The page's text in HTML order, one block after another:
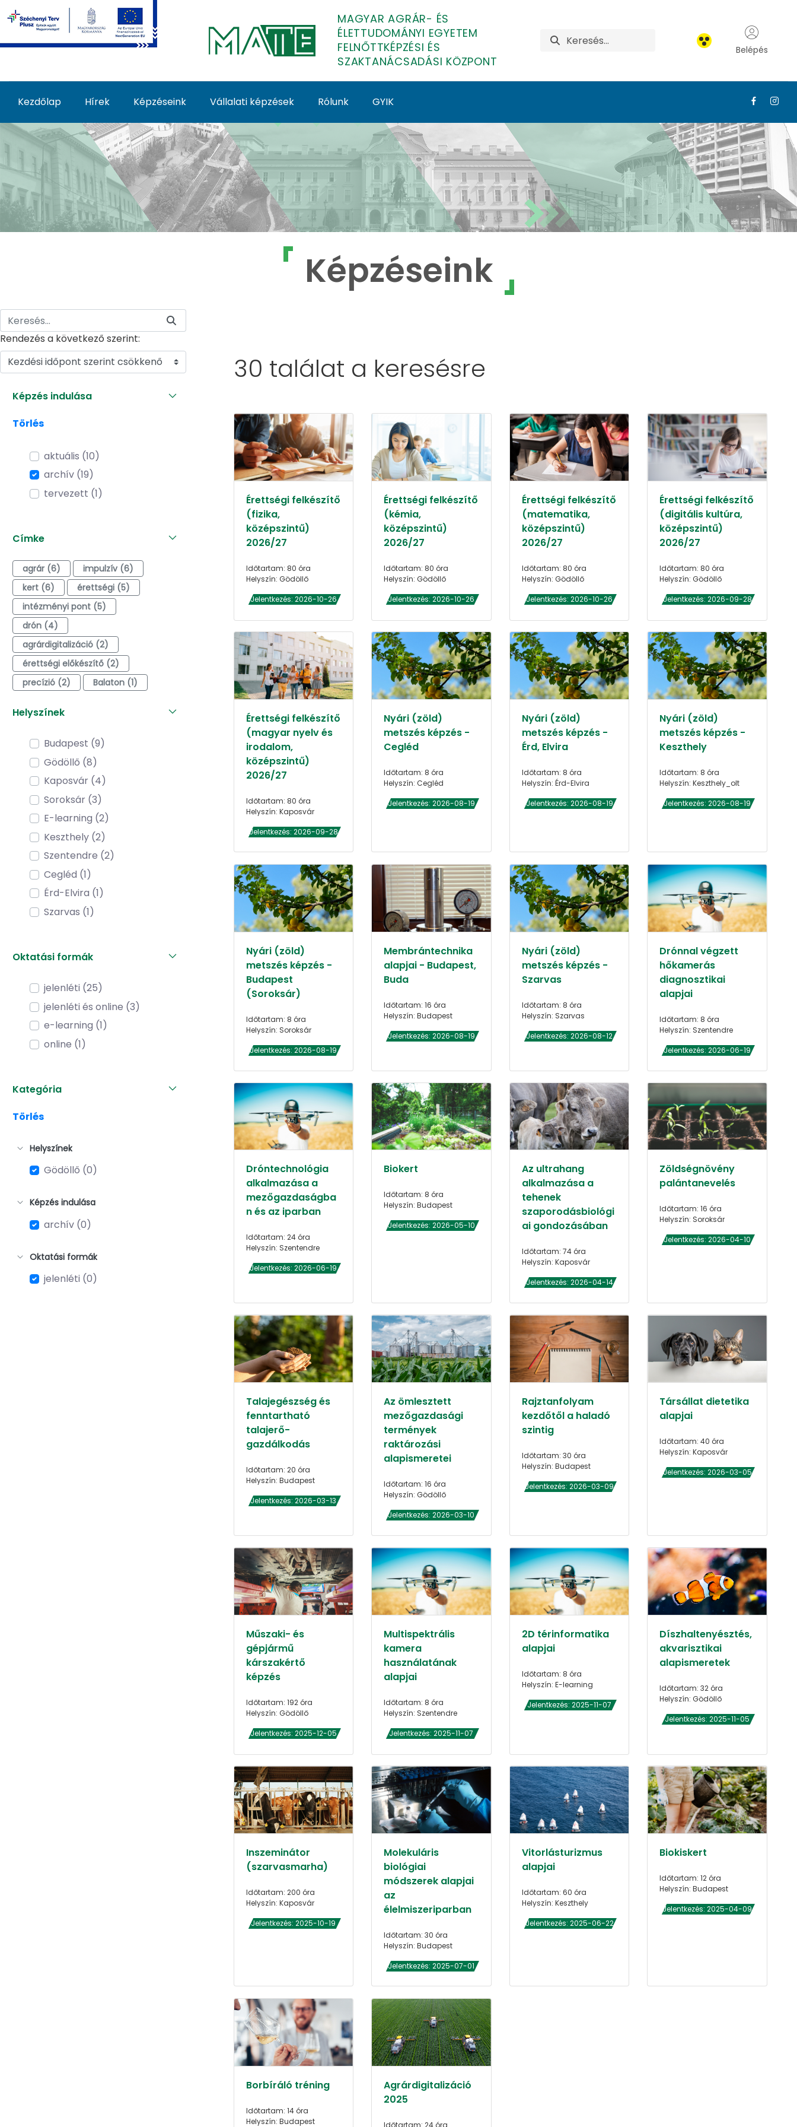
Ugrás a fő tartalomhoz
MAGYAR AGRÁR- ÉS
ÉLETTUDOMÁNYI EGYETEM
FELNŐTTKÉPZÉSI ÉS
SZAKTANÁCSADÁSI KÖZPONT
Belépés
Kezdőlap Hírek Képzéseink Vállalati képzések Rólunk GYIK
Képzéseink - MATE Felnőttképzés
Képzéseink
Rendezés a következő szerint:
Kezdési időpont szerint csökkenő
Képzés indulása
Törlés
aktuális (10)
archív (19)
tervezett (1)
Címke
agrár (6)
impulzív (6)
kert (6)
érettségi (5)
intézményi pont (5)
drón (4)
agrárdigitalizáció (2)
érettségi előkészítő (2)
precízió (2)
Balaton (1)
Helyszínek
Budapest (9)
Gödöllő (8)
Kaposvár (4)
Soroksár (3)
E-learning (2)
Keszthely (2)
Szentendre (2)
Cegléd (1)
Érd-Elvira (1)
Szarvas (1)
Oktatási formák
jelenléti (25)
jelenléti és online (3)
e-learning (1)
online (1)
Kategória
Törlés
Helyszínek
Gödöllő (0)
Képzés indulása
archív (0)
Oktatási formák
jelenléti (0)
30 találat a keresésre
Érettségi felkészítő
(fizika,
középszintű)
2026/27
Időtartam: 80 óra
Helyszín: Gödöllő
Jelentkezés: 2026-10-26
Érettségi felkészítő
(kémia,
középszintű)
2026/27
Időtartam: 80 óra
Helyszín: Gödöllő
Jelentkezés: 2026-10-26
Érettségi felkészítő
(matematika,
középszintű)
2026/27
Időtartam: 80 óra
Helyszín: Gödöllő
Jelentkezés: 2026-10-26
Érettségi felkészítő
(digitális kultúra,
középszintű)
2026/27
Időtartam: 80 óra
Helyszín: Gödöllő
Jelentkezés: 2026-09-28
Érettségi felkészítő
(magyar nyelv és
irodalom,
középszintű)
2026/27
Időtartam: 80 óra
Helyszín: Kaposvár
Jelentkezés: 2026-09-28
Nyári (zöld)
metszés képzés -
Cegléd
Időtartam: 8 óra
Helyszín: Cegléd
Jelentkezés: 2026-08-19
Nyári (zöld)
metszés képzés -
Érd, Elvira
Időtartam: 8 óra
Helyszín: Érd-Elvira
Jelentkezés: 2026-08-19
Nyári (zöld)
metszés képzés -
Keszthely
Időtartam: 8 óra
Helyszín: Keszthely_olt
Jelentkezés: 2026-08-19
Nyári (zöld)
metszés képzés -
Budapest
(Soroksár)
Időtartam: 8 óra
Helyszín: Soroksár
Jelentkezés: 2026-08-19
Membrántechnika
alapjai - Budapest,
Buda
Időtartam: 16 óra
Helyszín: Budapest
Jelentkezés: 2026-08-19
Nyári (zöld)
metszés képzés -
Szarvas
Időtartam: 8 óra
Helyszín: Szarvas
Jelentkezés: 2026-08-12
Drónnal végzett
hőkamerás
diagnosztikai
alapjai
Időtartam: 8 óra
Helyszín: Szentendre
Jelentkezés: 2026-06-19
Dróntechnológia
alkalmazása a
mezőgazdaságba
n és az iparban
Időtartam: 24 óra
Helyszín: Szentendre
Jelentkezés: 2026-06-19
Biokert
Időtartam: 8 óra
Helyszín: Budapest
Jelentkezés: 2026-05-10
Az ultrahang
alkalmazása a
tehenek
szaporodásbiológi
ai gondozásában
Időtartam: 74 óra
Helyszín: Kaposvár
Jelentkezés: 2026-04-14
Zöldségnövény
palántanevelés
Időtartam: 16 óra
Helyszín: Soroksár
Jelentkezés: 2026-04-10
Talajegészség és
fenntartható
talajerő-
gazdálkodás
Időtartam: 20 óra
Helyszín: Budapest
Jelentkezés: 2026-03-13
Az ömlesztett
mezőgazdasági
termények
raktározási
alapismeretei
Időtartam: 16 óra
Helyszín: Gödöllő
Jelentkezés: 2026-03-10
Rajztanfolyam
kezdőtől a haladó
szintig
Időtartam: 30 óra
Helyszín: Budapest
Jelentkezés: 2026-03-09
Társállat dietetika
alapjai
Időtartam: 40 óra
Helyszín: Kaposvár
Jelentkezés: 2026-03-05
Műszaki- és
gépjármű
kárszakértő
képzés
Időtartam: 192 óra
Helyszín: Gödöllő
Jelentkezés: 2025-12-05
Multispektrális
kamera
használatának
alapjai
Időtartam: 8 óra
Helyszín: Szentendre
Jelentkezés: 2025-11-07
2D térinformatika
alapjai
Időtartam: 8 óra
Helyszín: E-learning
Jelentkezés: 2025-11-07
Díszhaltenyésztés,
akvarisztikai
alapismeretek
Időtartam: 32 óra
Helyszín: Gödöllő
Jelentkezés: 2025-11-05
Inszeminátor
(szarvasmarha)
Időtartam: 200 óra
Helyszín: Kaposvár
Jelentkezés: 2025-10-19
Molekuláris
biológiai
módszerek alapjai
az
élelmiszeriparban
Időtartam: 30 óra
Helyszín: Budapest
Jelentkezés: 2025-07-01
Vitorlásturizmus
alapjai
Időtartam: 60 óra
Helyszín: Keszthely
Jelentkezés: 2025-06-22
Biokiskert
Időtartam: 12 óra
Helyszín: Budapest
Jelentkezés: 2025-04-09
Borbíráló tréning
Időtartam: 14 óra
Helyszín: Budapest
Agrárdigitalizáció
2025
Időtartam: 24 óra